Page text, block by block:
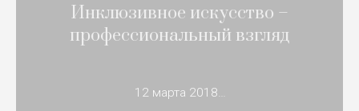
Инклюзивное искусство –
профессиональный взгляд
12 марта 2018…